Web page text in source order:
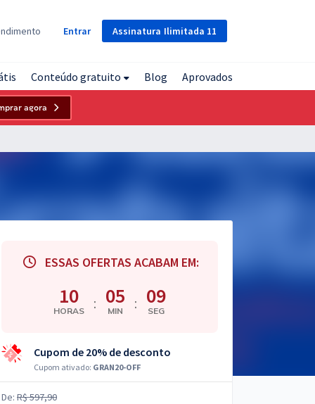
Assinatura Ilimitada 11
Entrar
Conteúdo gratuito Blog Aprovados
agora
ESSAS OFERTAS ACABAM EM:
10
HORAS : 05
MIN : 08
SEG
Cupom de 20% de desconto
Cupom ativado: GRAN20-OFF
De: R$ 597,90